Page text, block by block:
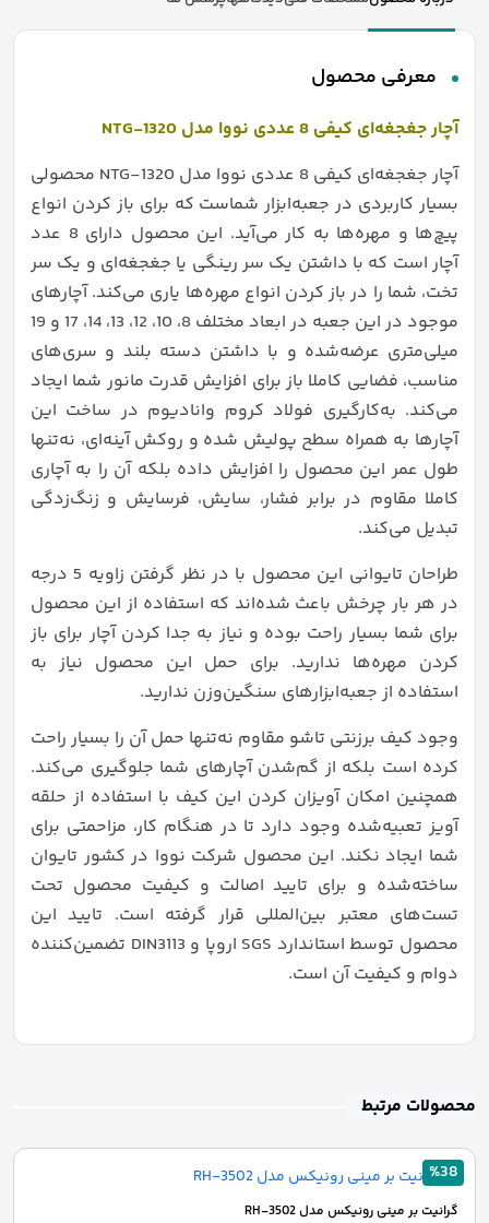
معرفی محصول
آچار جغجغه‌ای کیفی 8 عددی نووا مدل NTG-1320
آچار جغجغه‌ای کیفی 8 عددی نووا مدل NTG-1320 محصولی
بسیار کاربردی در جعبه‌ابزار شماست که برای باز کردن انواع
پیچ‌ها و مهره‌ها به کار می‌آید. این محصول دارای 8 عدد
آچار است که با داشتن یک سر رینگی یا جغجغه‌ای و یک سر
تخت، شما را در باز کردن انواع مهره‌ها یاری می‌کند. آچارهای
موجود در این جعبه در ابعاد مختلف 8، 10، 12، 13، 14، 17 و 19
میلی‌متری عرضه‌شده و با داشتن دسته بلند و سری‌های
مناسب، فضایی کاملا باز برای افزایش قدرت مانور شما ایجاد
می‌کند. به‌کارگیری فولاد کروم وانادیوم در ساخت این
آچارها به همراه سطح پولیش شده و روکش آینه‌ای، نه‌تنها
طول عمر این محصول را افزایش داده بلکه آن را به آچاری
کاملا مقاوم در برابر فشار، سایش، فرسایش و زنگ‌زدگی
تبدیل می‌کند.
طراحان تایوانی این محصول با در نظر گرفتن زاویه 5 درجه
در هر بار چرخش باعث شده‌اند که استفاده از این محصول
برای شما بسیار راحت بوده و نیاز به جدا کردن آچار برای باز
کردن مهره‌ها ندارید. برای حمل این محصول نیاز به
استفاده از جعبه‌ابزارهای سنگین‌وزن ندارید.
وجود کیف برزنتی تاشو مقاوم نه‌تنها حمل آن را بسیار راحت
کرده است بلکه از گم‌شدن آچارهای شما جلوگیری می‌کند.
همچنین امکان آویزان کردن این کیف با استفاده از حلقه
آویز تعبیه‌شده وجود دارد تا در هنگام کار، مزاحمتی برای
شما ایجاد نکند. این محصول شرکت نووا در کشور تایوان
ساخته‌شده و برای تایید اصالت و کیفیت محصول تحت
تست‌های معتبر بین‌المللی قرار گرفته است. تایید این
محصول توسط استاندارد SGS اروپا و DIN3113 تضمین‌کننده
دوام و کیفیت آن است.
محصولات مرتبط
%38
گرانیت بر مینی رونیکس مدل RH-3502